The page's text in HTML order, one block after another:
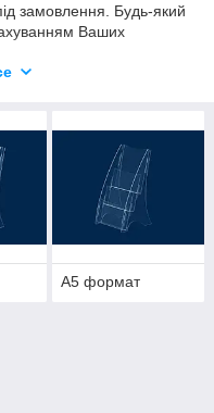
замовлення. Будь-який
Ваших
А5 формат